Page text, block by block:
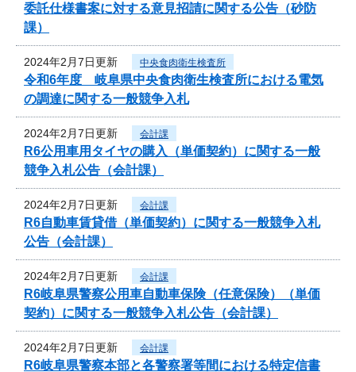
委託仕様書案に対する意見招請に関する公告（砂防
課）
2024年2月7日更新 中央食肉衛生検査所
令和6年度 岐阜県中央食肉衛生検査所における電気
の調達に関する一般競争入札
2024年2月7日更新 会計課
R6公用車用タイヤの購入（単価契約）に関する一般
競争入札公告（会計課）
2024年2月7日更新 会計課
R6自動車賃貸借（単価契約）に関する一般競争入札
公告（会計課）
2024年2月7日更新 会計課
R6岐阜県警察公用車自動車保険（任意保険）（単価
契約）に関する一般競争入札公告（会計課）
2024年2月7日更新 会計課
R6岐阜県警察本部と各警察署等間における特定信書